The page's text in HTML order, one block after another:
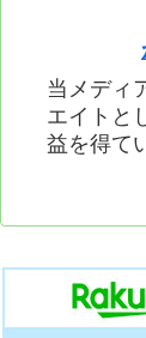
当メディ
エイトと
益を得て